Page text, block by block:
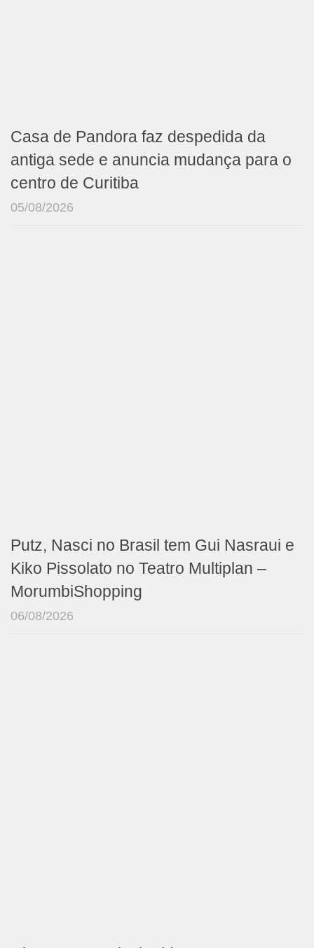
Casa de Pandora faz despedida da
antiga sede e anuncia mudança para o
centro de Curitiba
05/08/2026
Putz, Nasci no Brasil tem Gui Nasraui e
Kiko Pissolato no Teatro Multiplan –
MorumbiShopping
06/08/2026